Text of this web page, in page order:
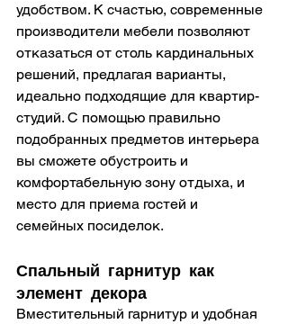
удобством. К счастью, современные
производители мебели позволяют
отказаться от столь кардинальных
решений, предлагая варианты,
идеально подходящие для квартир-
студий. С помощью правильно
подобранных предметов интерьера
вы сможете обустроить и
комфортабельную зону отдыха, и
место для приема гостей и
семейных посиделок.
Спальный гарнитур как
элемент декора
Вместительный гарнитур и удобная